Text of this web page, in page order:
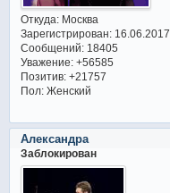
Откуда:Москва
Зарегистрирован: 16.06.2017
Сообщений:18405
Уважение: +56585
Позитив: +21757
Пол:Женский
Александра
Заблокирован